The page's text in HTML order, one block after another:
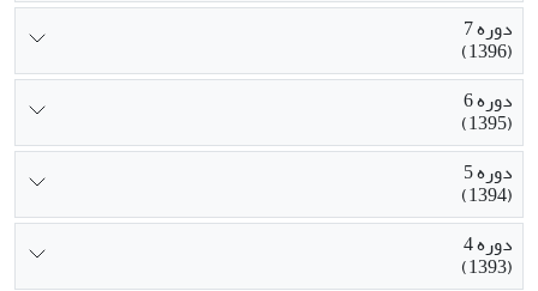
دوره 7
(1396)
دوره 6
(1395)
دوره 5
(1394)
دوره 4
(1393)